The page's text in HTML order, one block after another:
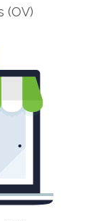
(OV)